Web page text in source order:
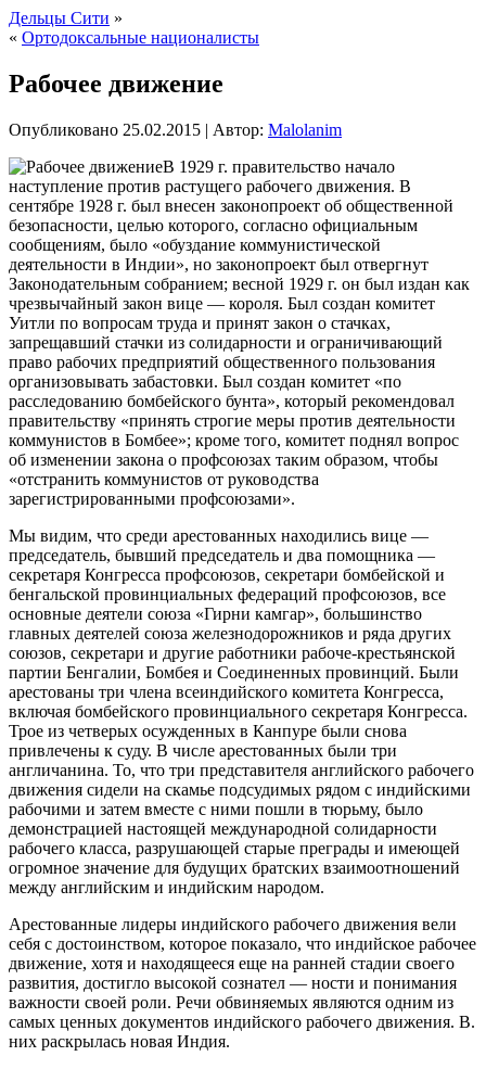
Дельцы Сити »
« Ортодоксальные националисты
Рабочее движение
Опубликовано 25.02.2015 | Автор: Malolanim
В 1929 г. правительство начало
наступление против растущего рабочего движения. В
сентябре 1928 г. был внесен законопроект об общественной
безопасности, целью которого, согласно официальным
сообщениям, было «обуздание коммунистической
деятельности в Индии», но законопроект был отвергнут
Законодательным собранием; весной 1929 г. он был издан как
чрезвычайный закон вице — короля. Был создан комитет
Уитли по вопросам труда и принят закон о стачках,
запрещавший стачки из солидарности и ограничивающий
право рабочих предприятий общественного пользования
организовывать забастовки. Был создан комитет «по
расследованию бомбейского бунта», который рекомендовал
правительству «принять строгие меры против деятельности
коммунистов в Бомбее»; кроме того, комитет поднял вопрос
об изменении закона о профсоюзах таким образом, чтобы
«отстранить коммунистов от руководства
зарегистрированными профсоюзами».
Мы видим, что среди арестованных находились вице —
председатель, бывший председатель и два помощника —
секретаря Конгресса профсоюзов, секретари бомбейской и
бенгальской провинциальных федераций профсоюзов, все
основные деятели союза «Гирни камгар», большинство
главных деятелей союза железнодорожников и ряда других
союзов, секретари и другие работники рабоче-крестьянской
партии Бенгалии, Бомбея и Соединенных провинций. Были
арестованы три члена всеиндийского комитета Конгресса,
включая бомбейского провинциального секретаря Конгресса.
Трое из четверых осужденных в Канпуре были снова
привлечены к суду. В числе арестованных были три
англичанина. То, что три представителя английского рабочего
движения сидели на скамье подсудимых рядом с индийскими
рабочими и затем вместе с ними пошли в тюрьму, было
демонстрацией настоящей международной солидарности
рабочего класса, разрушающей старые преграды и имеющей
огромное значение для будущих братских взаимоотношений
между английским и индийским народом.
Арестованные лидеры индийского рабочего движения вели
себя с достоинством, которое показало, что индийское рабочее
движение, хотя и находящееся еще на ранней стадии своего
развития, достигло высокой сознател — ности и понимания
важности своей роли. Речи обвиняемых являются одним из
самых ценных документов индийского рабочего движения. В.
них раскрылась новая Индия.